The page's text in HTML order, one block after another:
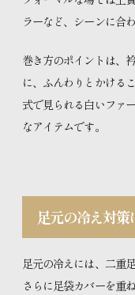
ラーなど、シーンに合
巻き方のポイントは、
に、ふんわりとかける
式で見られる白いファ
なアイテムです。
足元の冷え対
足元の冷えには、二重
さらに足袋カバーを重